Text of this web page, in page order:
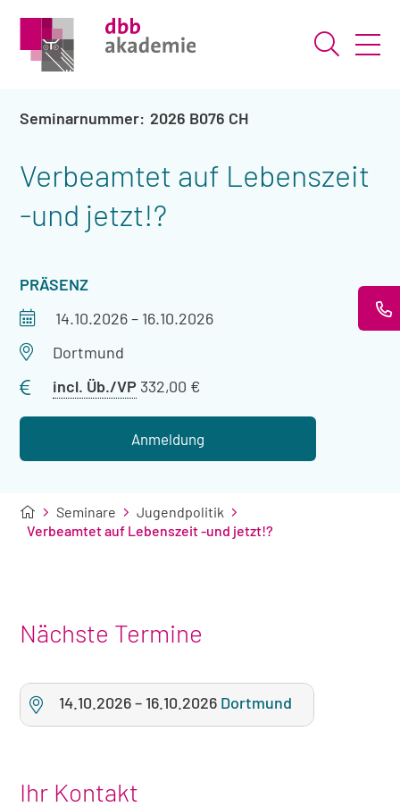
Suche
2026 B076 CH
Verbeamtet auf Lebenszeit
-und jetzt!?
VERANSTALTUNGSART
PRÄSENZ
Veranstaltungszeitraum
14.10.2026– 16.10.2026
Veranstaltungsort
Dortmund
incl. Üb./VP Preis
Übernachtung
332,00 €
Anmeldung
Seminare
Jugendpolitik
Verbeamtet auf Lebenszeit -und jetzt!?
Nächste Termine
14.10.2026– 16.10.2026 Dortmund
Ihr Kontakt